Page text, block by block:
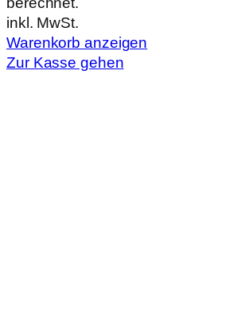
im
Warenkorb
inkl. MwSt.
Warenkorb anzeigen
Zur Kasse gehen